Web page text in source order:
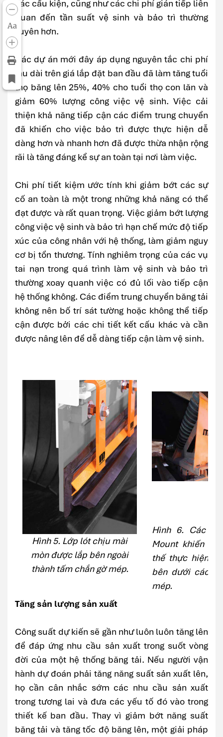
Aa
các cấu kiện, cũng như các chi phí gián tiếp liên
quan đến tần suất vệ sinh và bảo trì thường
xuyên hơn.
Các dự án mới đây áp dụng nguyên tắc chi phí
lâu dài trên giá lắp đặt ban đầu đã làm tăng tuổi
thọ băng lên 25%, 40% cho tuổi thọ con lăn và
giảm 60% lượng công việc vệ sinh. Việc cải
thiện khả năng tiếp cận các điểm trung chuyển
đã khiến cho việc bảo trì được thực hiện dễ
dàng hơn và nhanh hơn đã được thừa nhận rộng
rãi là tăng đáng kể sự an toàn tại nơi làm việc.
Chi phí tiết kiệm ước tính khi giảm bớt các sự
cố an toàn là một trong những khả năng có thể
đạt được và rất quan trọng. Việc giảm bớt lượng
công việc vệ sinh và bảo trì hạn chế mức độ tiếp
xúc của công nhân với hệ thống, làm giảm nguy
cơ bị tổn thương. Tính nghiêm trọng của các vụ
tai nạn trong quá trình làm vệ sinh và bảo trì
thường xoay quanh việc có đủ lối vào tiếp cận
hệ thống không. Các điểm trung chuyển băng tải
không nên bố trí sát tường hoặc không thể tiếp
cận được bởi các chi tiết kết cấu khác và cần
được nâng lên để dễ dàng tiếp cận làm vệ sinh.
Hình 5. Lớp lót chịu mài
mòn được lắp bên ngoài
thành tấm chắn gờ mép.
Hình 6. Các
Mount khiến
thế thực hiện
bên dưới các
mép.
Tăng sản lượng sản xuất
Công suất dự kiến sẽ gần như luôn luôn tăng lên
để đáp ứng nhu cầu sản xuất trong suốt vòng
đời của một hệ thống băng tải. Nếu người vận
hành dự đoán phải tăng năng suất sản xuất lên,
họ cần cân nhắc sớm các nhu cầu sản xuất
trong tương lai và đưa các yếu tố đó vào trong
thiết kế ban đầu. Thay vì giảm bớt năng suất
băng tải và tăng tốc độ băng lên, một giải pháp